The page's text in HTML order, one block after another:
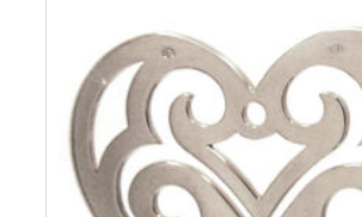
Colliers
Médailles
Pendentifs
Adamas